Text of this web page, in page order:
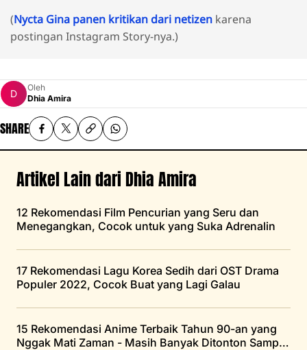
(Nycta Gina panen kritikan dari netizen karena
postingan Instagram Story-nya.)
Oleh
Dhia Amira
SHARE
Artikel Lain dari Dhia Amira
12 Rekomendasi Film Pencurian yang Seru dan
Menegangkan, Cocok untuk yang Suka Adrenalin
17 Rekomendasi Lagu Korea Sedih dari OST Drama
Populer 2022, Cocok Buat yang Lagi Galau
15 Rekomendasi Anime Terbaik Tahun 90-an yang
Nggak Mati Zaman - Masih Banyak Ditonton Sampai